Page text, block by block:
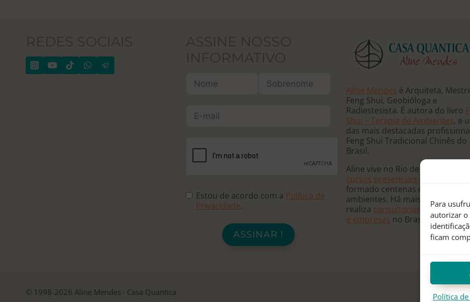
Para
autorizar o
ficam
Política
REDES SOCIAIS
ASSINE NOSSO
INFORMATIVO
Estou de acordo com a Política de
Privacidade.
ASSINAR !
Aline Mendes é Arquiteta,
Feng Shui, Geobióloga e
Radiestesista. É autora do livro
Shui – Terapia de Ambientes, e
das mais destacadas
Feng Shui Tradicional Chinês do
Brasil.
Aline vive no Rio de Janeiro e
cursos presenciais e online
formado centenas de terapeutas
ambientes. Há mais de 20 anos
realiza consultorias para
e empresas no Brasil e no
© 1998-2026 Aline Mendes · Casa Quantica